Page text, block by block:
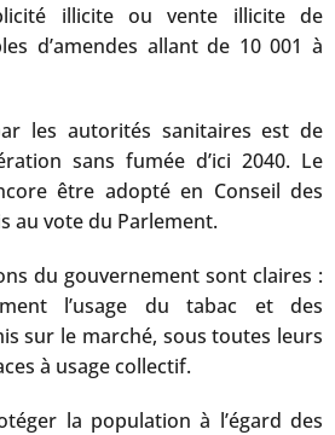
illicite ou vente illicite de
d’amendes allant de 10 001 à
les autorités sanitaires est de
sans fumée d’ici 2040. Le
être adopté en Conseil des
au vote du Parlement.
du gouvernement sont claires :
l’usage du tabac et des
sur le marché, sous toutes leurs
à usage collectif.
la population à l’égard des